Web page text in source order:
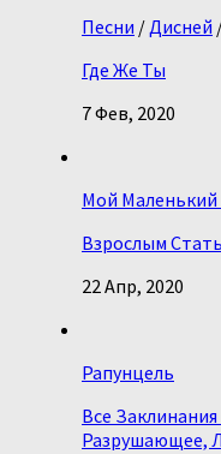
Песни /Дисней
Где Же Ты
7 Фев, 2020
Мой
Взрослым Стать
22 Апр, 2020
Рапунцель
Все
Разрушающее,